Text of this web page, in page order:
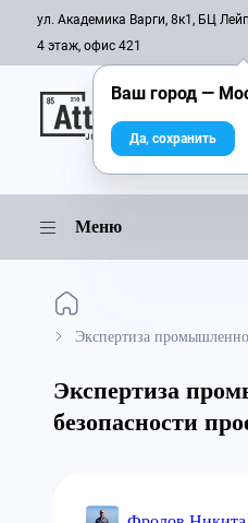
ул. Академика Варги, 8к1, БЦ
4 этаж, офис 421
Онлайн-журнал
Меню
Экспертиза
Экспертиза
безопасности
Ваш город —
Да, сохранить